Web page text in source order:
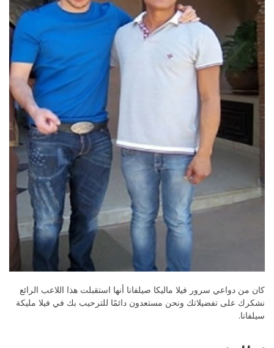
كان من دواعي سرور فيلا ماليكا صيلفانا أنها استقبلت هذا اللاعب الرائع
نشكرك على تفضيلاتك ونحن مستعدون دائمًا للترحيب بك في فيلا مليكة
سيلفانا.